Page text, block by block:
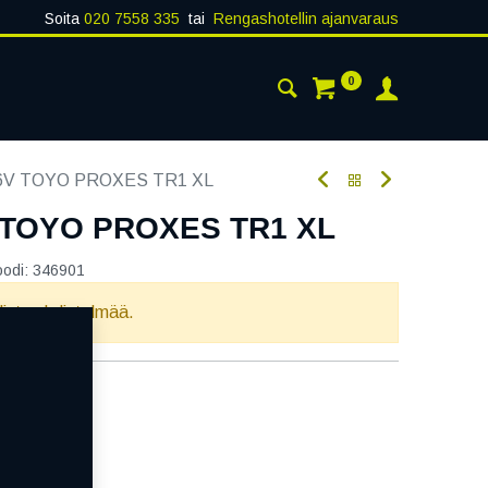
Soita 020 7558 335 tai Rengashotellin ajanvaraus
0
TOYO PROXES TR1 XL
PROXES TR1 XL
346901
yhdistelmää.